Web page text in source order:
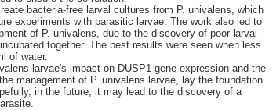
bacteria-free larval cultures from P. univalens, which
experiments with parasitic larvae. The work also led to
of P. univalens, due to the discovery of poor larval
together. The best results were seen when less
of water.
larvae's impact on DUSP1 gene expression and the
management of P. univalens larvae, lay the foundation
in the future, it may lead to the discovery of a